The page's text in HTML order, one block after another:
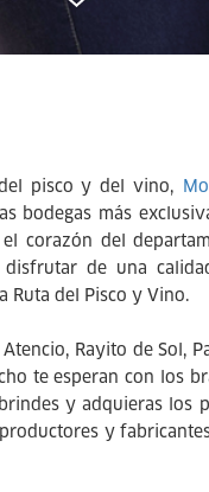
pisco y del vino,
bodegas más
corazón del
de una
Ruta del Pisco y Vino.
Rayito de Sol,
te esperan con los
y adquieras los
y